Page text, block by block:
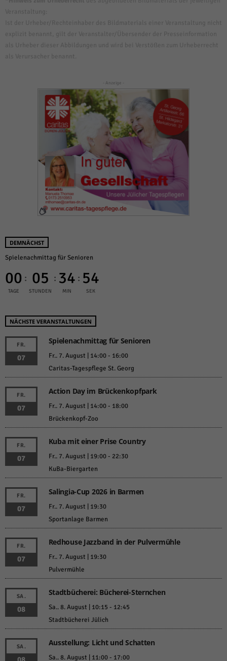
- Anzeige -
DEMNÄCHST
Spielenachmittag für Senioren
00
TAGE
: 05
STUNDEN
: 34
MIN
: 54
SEK
NÄCHSTE VERANSTALTUNGEN
FR.
07
Spielenachmittag für Senioren
Fr.. 7. August | 14:00- 16:00
Caritas-Tagespflege St. Georg
FR.
07
Action Day im Brückenkopfpark
Fr.. 7. August | 14:00- 18:00
Brückenkopf-Zoo
FR.
07
Kuba mit einer Prise Country
Fr.. 7. August | 19:00- 22:30
KuBa-Biergarten
FR.
07
Salingia-Cup 2026 in Barmen
Fr.. 7. August | 19:30
Sportanlage Barmen
FR.
07
Redhouse Jazzband in der Pulvermühle
Fr.. 7. August | 19:30
Pulvermühle
SA.
08
Stadtbücherei: Bücherei-Sternchen
Sa.. 8. August | 10:15 - 12:45
Stadtbücherei Jülich
SA. Ausstellung: Licht und Schatten
Sa.. 8. August | 11:00- 17:00